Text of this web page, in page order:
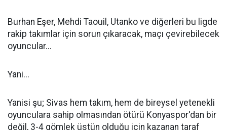
Burhan Eşer, Mehdi Taouil, Utanko ve diğerleri bu ligde
rakip takımlar için sorun çıkaracak, maçı çevirebilecek
oyuncular...
Yani...
Yanisi şu; Sivas hem takım, hem de bireysel yetenekli
oyunculara sahip olmasından ötürü Konyaspor'dan bir
değil, 3-4 gömlek üstün olduğu için kazanan taraf